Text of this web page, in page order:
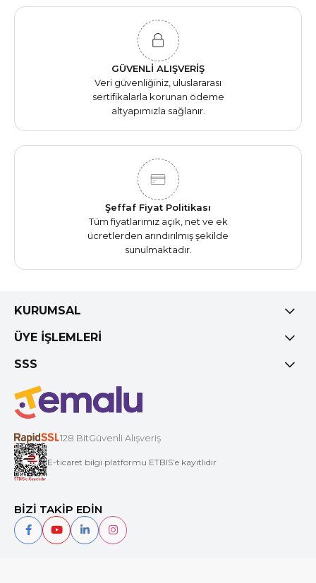
GÜVENLİ ALIŞVERİŞ
Veri güvenliğiniz, uluslararası
sertifikalarla korunan ödeme
altyapımızla sağlanır.
Şeffaf Fiyat Politikası
Tüm fiyatlarımız açık, net ve ek
ücretlerden arındırılmış şekilde
sunulmaktadır.
KURUMSAL
ÜYE İŞLEMLERİ
SSS
128 BitGüvenli Alışveriş
E-ticaret bilgi platformu ETBIS’e kayıtlıdır
BİZİ TAKİP EDİN